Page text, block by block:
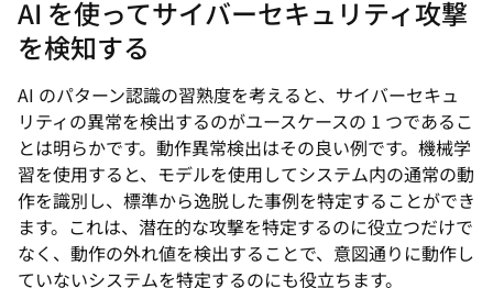
AI を使ってサイバーセキュリティ攻撃
を検知する
AI のパターン認識の習熟度を考えると、サイバーセキュ
リティの異常を検出するのがユースケースの 1 つであるこ
とは明らかです。動作異常検出はその良い例です。機械学
習を使用すると、モデルを使用してシステム内の通常の動
作を識別し、標準から逸脱した事例を特定することができ
ます。これは、潜在的な攻撃を特定するのに役立つだけで
なく、動作の外れ値を検出することで、意図通りに動作し
ていないシステムを特定するのにも役立ちます。